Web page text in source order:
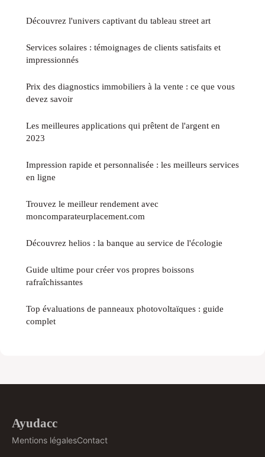
Découvrez l'univers captivant du tableau street art
Services solaires : témoignages de clients satisfaits et
impressionnés
Prix des diagnostics immobiliers à la vente : ce que vous
devez savoir
Les meilleures applications qui prêtent de l'argent en
2023
Impression rapide et personnalisée : les meilleurs services
en ligne
Trouvez le meilleur rendement avec
moncomparateurplacement.com
Découvrez helios : la banque au service de l'écologie
Guide ultime pour créer vos propres boissons
rafraîchissantes
Top évaluations de panneaux photovoltaïques : guide
complet
Ayudacc
Mentions légalesContact